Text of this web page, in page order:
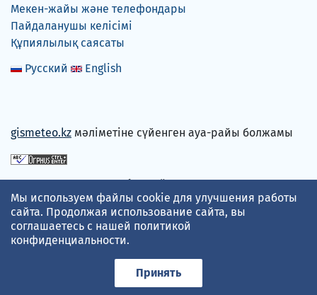
Мекен-жайы және телефондары
Пайдаланушы келісімі
Құпиялылық саясаты
Русский
English
gismeteo.kz мәліметіне сүйенген ауа-райы болжамы
Төлем карталарын қабылдаймыз
Мы используем файлы cookie для улучшения работы
сайта. Продолжая использование сайта, вы
соглашаетесь с нашей политикой
конфиденциальности.
Принять